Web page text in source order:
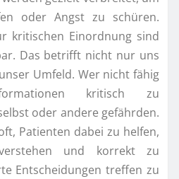
oder Angst zu schüren.
kritischen Einordnung sind
Das betrifft nicht nur uns
Umfeld. Wer nicht fähig
kritisch zu
oder andere gefährden.
Patienten dabei zu helfen,
und korrekt zu
Entscheidungen treffen zu